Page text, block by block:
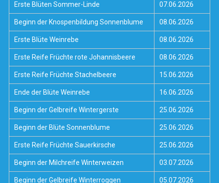
Erste Blüten Sommer-Linde 07.06.2026
Beginn der Knospenbildung Sonnenblume 08.06.2026
Erste Blüte Weinrebe 08.06.2026
Erste Reife Früchte rote Johannisbeere 08.06.2026
Erste Reife Früchte Stachelbeere 15.06.2026
Ende der Blüte Weinrebe 16.06.2026
Beginn der Gelbreife Wintergerste 25.06.2026
Beginn der Blüte Sonnenblume 25.06.2026
Erste Reife Früchte Sauerkirsche 25.06.2026
Beginn der Milchreife Winterweizen 03.07.2026
Beginn der Gelbreife Winterroggen 05.07.2026